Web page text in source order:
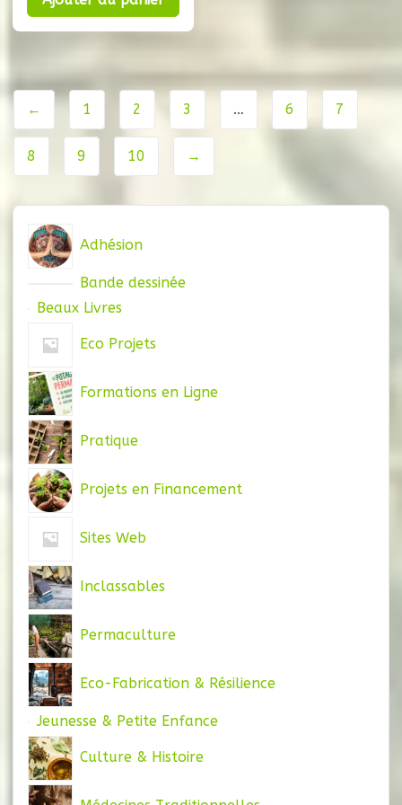
Adhésion
Bande dessinée
Beaux Livres
Eco Projets
Formations en Ligne
Pratique
Projets en Financement
Sites Web
Inclassables
Permaculture
Eco-Fabrication & Résilience
Jeunesse & Petite Enfance
Culture & Histoire
← 1 2 3 … 6 7
8 9 10 →